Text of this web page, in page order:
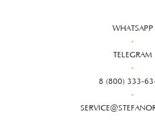
WHATSAPP
TELEGRAM
8 (800) 333-